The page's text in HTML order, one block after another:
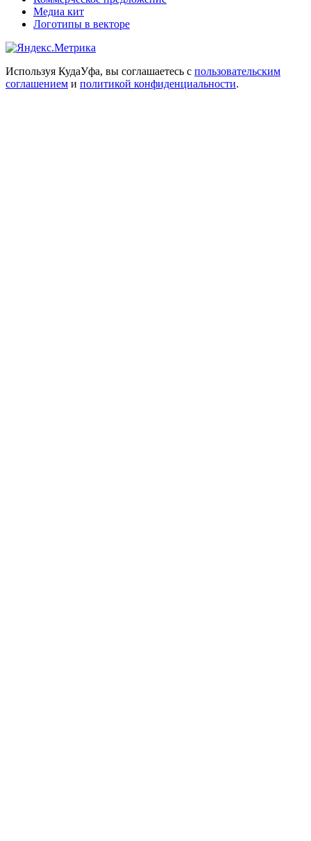
Медиа кит
Логотипы в векторе
Используя КудаУфа, вы соглашаетесь с пользовательским
соглашением и политикой конфиденциальности.